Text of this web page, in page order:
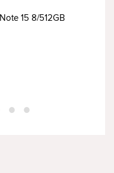
15 8/512GB